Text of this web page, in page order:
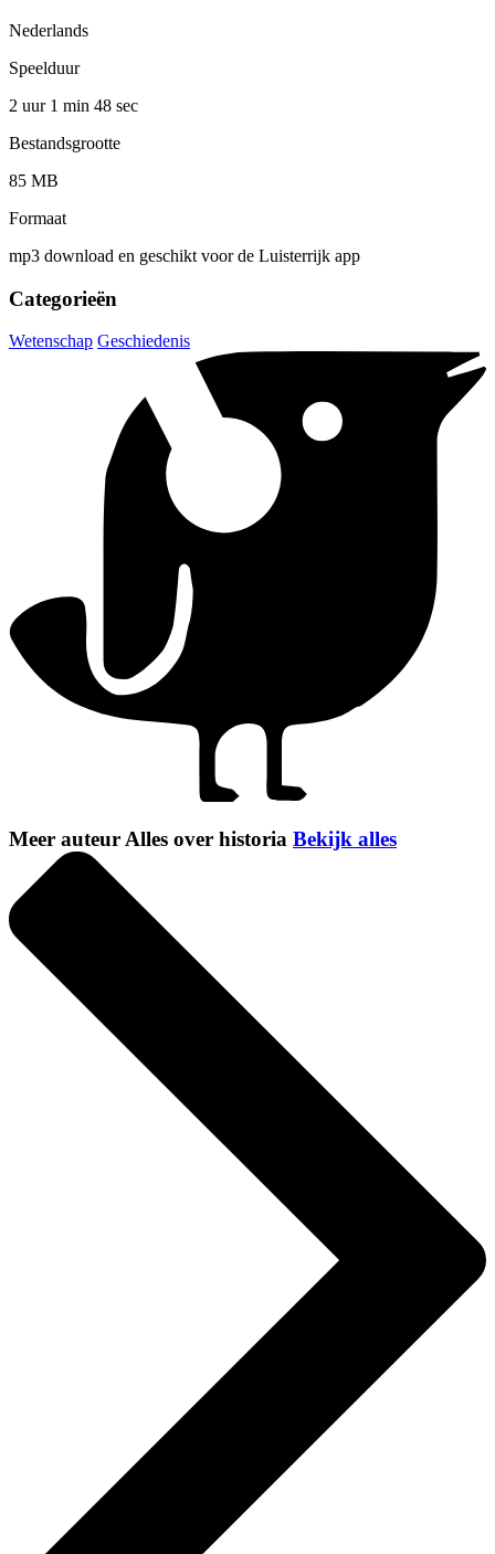
Nederlands
Speelduur
2 uur 1 min 48 sec
Bestandsgrootte
85 MB
Formaat
mp3 download en geschikt voor de Luisterrijk app
Categorieën
Wetenschap Geschiedenis
Meer auteur Alles over historia Bekijk alles